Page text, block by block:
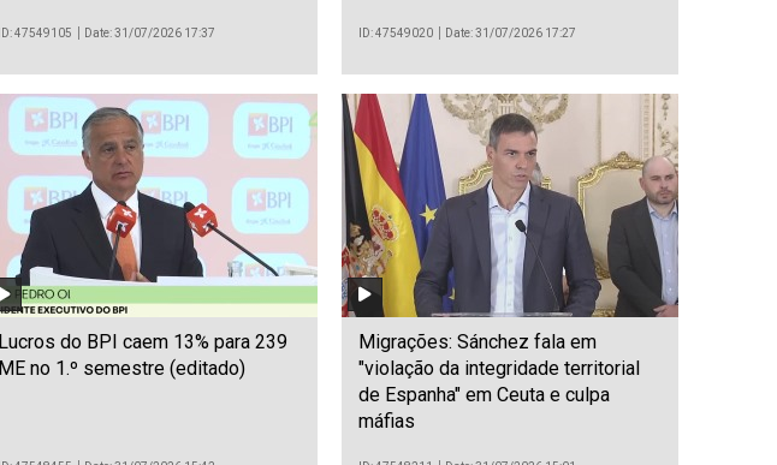
ID: 47549105 Date: 31/07/2026 17:37 ID: 47549020 Date: 31/07/2026 17:27
Lucros do BPI caem 13% para 239
ME no 1.º semestre (editado)
Migrações: Sánchez fala em
"violação da integridade territorial
de Espanha" em Ceuta e culpa
máfias